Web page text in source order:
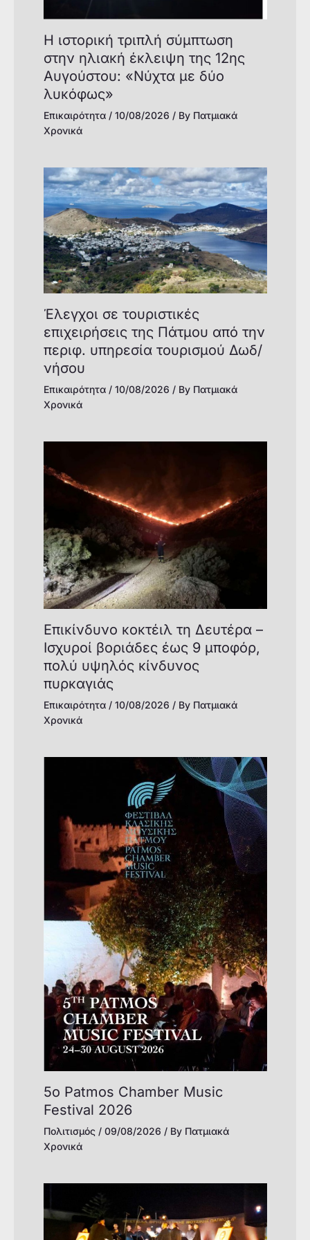
Η ιστορική τριπλή σύμπτωση
στην ηλιακή έκλειψη της 12ης
Αυγούστου: «Νύχτα με δύο
λυκόφως»
Επικαιρότητα/ 10/08/2026 / By Πατμιακά
Χρονικά
Έλεγχοι σε τουριστικές
επιχειρήσεις της Πάτμου από την
περιφ. υπηρεσία τουρισμού Δωδ/
νήσου
Επικαιρότητα/ 10/08/2026 / By Πατμιακά
Χρονικά
Επικίνδυνο κοκτέιλ τη Δευτέρα –
Ισχυροί βοριάδες έως 9 μποφόρ,
πολύ υψηλός κίνδυνος
πυρκαγιάς
Επικαιρότητα/ 10/08/2026 / By Πατμιακά
Χρονικά
5o Patmos Chamber Music
Festival 2026
Πολιτισμός/ 09/08/2026 / By Πατμιακά
Χρονικά